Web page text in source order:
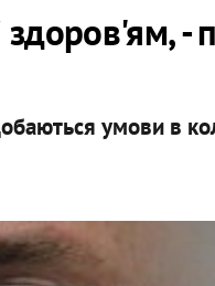
-
умови в